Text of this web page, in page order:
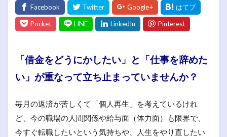
「借金をどうにかしたい」と「仕事を辞めた
い」が重なって立ち止まっていませんか？
毎月の返済が苦しくて「個人再生」を考えているけれ
ど、今の職場の人間関係や給与面（体力面）も限界で、
今すぐ転職したいという気持ちや、人生をやり直したい